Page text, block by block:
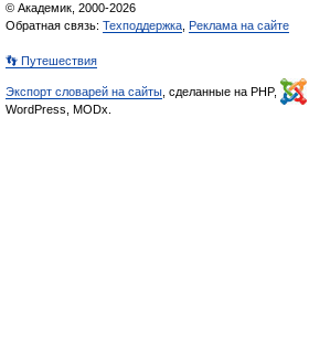
© Академик, 2000-2026
Обратная связь: Техподдержка Реклама на сайте
👣 Путешествия
Экспорт словарей на сайты , сделанные на PHP,
WordPress, MODx.